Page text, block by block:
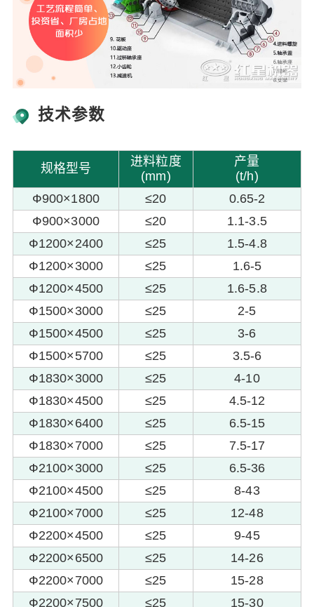
技术参数
规格型号
进料粒度
(mm)
产量
(t/h)
Ф900×1800
≤20
0.65-2
Ф900×3000
≤20
1.1-3.5
Ф1200×2400
≤25
1.5-4.8
Ф1200×3000
≤25
1.6-5
Ф1200×4500
≤25
1.6-5.8
Ф1500×3000
≤25
2-5
Ф1500×4500
≤25
3-6
Ф1500×5700
≤25
3.5-6
Ф1830×3000
≤25
4-10
Ф1830×4500
≤25
4.5-12
Ф1830×6400
≤25
6.5-15
Ф1830×7000
≤25
7.5-17
Ф2100×3000
≤25
6.5-36
Ф2100×4500
≤25
8-43
Ф2100×7000
≤25
12-48
Ф2200×4500
≤25
9-45
Ф2200×6500
≤25
14-26
Ф2200×7000
≤25
15-28
Ф2200×7500
≤25
15-30